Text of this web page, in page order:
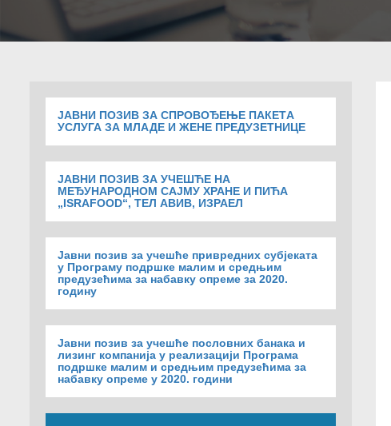
ЈАВНИ ПОЗИВ ЗА СПРОВОЂЕЊЕ ПАКЕТA
УСЛУГА ЗА МЛАДЕ И ЖЕНЕ ПРЕДУЗЕТНИЦЕ
ЈАВНИ ПОЗИВ ЗА УЧЕШЋЕ НА
МЕЂУНАРОДНОМ САЈМУ ХРАНЕ И ПИЋА
„ISRAFOOD“, ТЕЛ АВИВ, ИЗРАЕЛ
Јавни позив за учешће привредних субјеката
у Програму подршке малим и средњим
предузећима за набавку опреме за 2020.
годину
Jавни позив за учешће пословних банака и
лизинг компанија у реализацији Програма
подршке малим и средњим предузећима за
набавку опреме у 2020. години